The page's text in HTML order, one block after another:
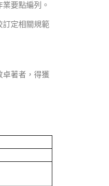
要點編列。
訂定相關規範
卓著者，得獲